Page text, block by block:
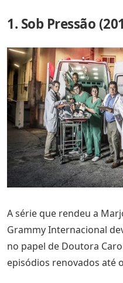
1. Sob Pressão
A série que rendeu a
Grammy Internacional
no papel de Doutora
episódios renovados até